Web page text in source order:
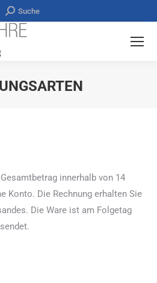
Search:
Suche
innerhalb von 14
Konto. Die Rechnung erhalten Sie
Die Ware ist am Folgetag